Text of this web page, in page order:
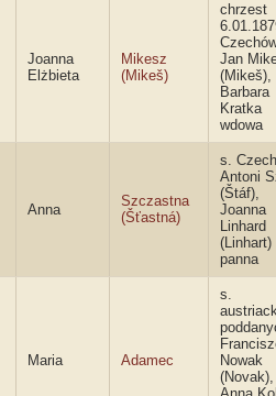
Joanna
Elżbieta
Mikesz
(Mikeš)
chrzest
Jan
(Mikeš),
Barbara
Kratka
wdowa
Anna
Szczastna
(Šťastná)
s.
Antoni
(Štáf),
Joanna
Linhard
(Linhart)
panna
Maria Adamec
s.
Nowak
(Novak),